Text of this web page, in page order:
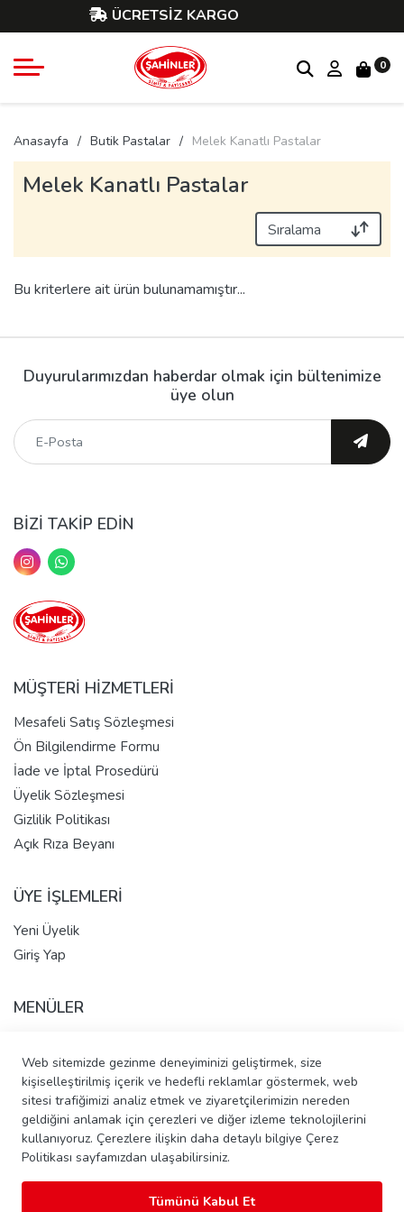
Web sitemizde gezinme deneyiminizi geliştirmek, size
kişiselleştirilmiş içerik ve hedefli reklamlar göstermek, web
sitesi trafiğimizi analiz etmek ve ziyaretçilerimizin nereden
geldiğini anlamak için çerezleri ve diğer izleme teknolojilerini
kullanıyoruz. Çerezlere ilişkin daha detaylı bilgiye Çerez
Politikası sayfamızdan ulaşabilirsiniz.
Tümünü Kabul Et
ÜCRETSİZ KARGO
0
Anasayfa Butik Pastalar Melek Kanatlı Pastalar
Melek Kanatlı Pastalar
Bu kriterlere ait ürün bulunamamıştır...
Duyurularımızdan haberdar olmak için bültenimize
üye olun
BİZİ TAKİP EDİN
MÜŞTERİ HİZMETLERİ
Mesafeli Satış Sözleşmesi
Ön Bilgilendirme Formu
İade ve İptal Prosedürü
Üyelik Sözleşmesi
Gizlilik Politikası
Açık Rıza Beyanı
ÜYE İŞLEMLERİ
Yeni Üyelik
Giriş Yap
MENÜLER
Hakkımızda
Tüm Ürünler
İletişim - Pasta Talep Et
Banka Hesap Bilgileri